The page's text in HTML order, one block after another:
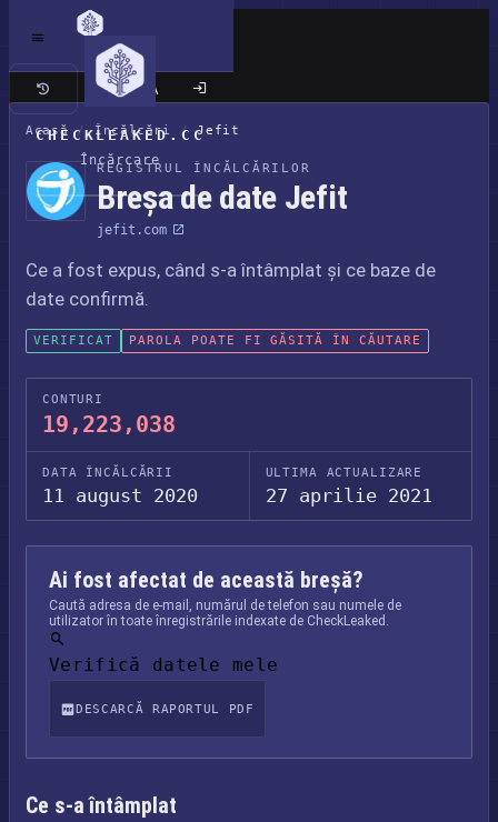
CHECKLEAKED.CC
Încărcare
Site clasic
Acasă / Încălcări / Jefit
REGISTRUL ÎNCĂLCĂRILOR
Breșa de date Jefit
jefit.com
Ce a fost expus, când s-a întâmplat și ce baze de
date confirmă.
VERIFICAT PAROLA POATE FI GĂSITĂ ÎN CĂUTARE
CONTURI
19,223,038
DATA ÎNCĂLCĂRII
11 august 2020
ULTIMA ACTUALIZARE
27 aprilie 2021
Ai fost afectat de această breșă?
Caută adresa de e-mail, numărul de telefon sau numele de
utilizator în toate înregistrările indexate de CheckLeaked.
Verifică datele mele
DESCARCĂ RAPORTUL PDF
Ce s-a întâmplat